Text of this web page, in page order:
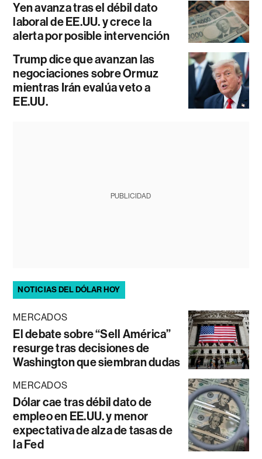
Yen avanza tras el débil dato
laboral de EE.UU. y crece la
alerta por posible intervención
Trump dice que avanzan las
negociaciones sobre Ormuz
mientras Irán evalúa veto a
EE.UU.
PUBLICIDAD
NOTICIAS DEL DÓLAR HOY
MERCADOS
El debate sobre “Sell América”
resurge tras decisiones de
Washington que siembran dudas
MERCADOS
Dólar cae tras débil dato de
empleo en EE.UU. y menor
expectativa de alza de tasas de
la Fed